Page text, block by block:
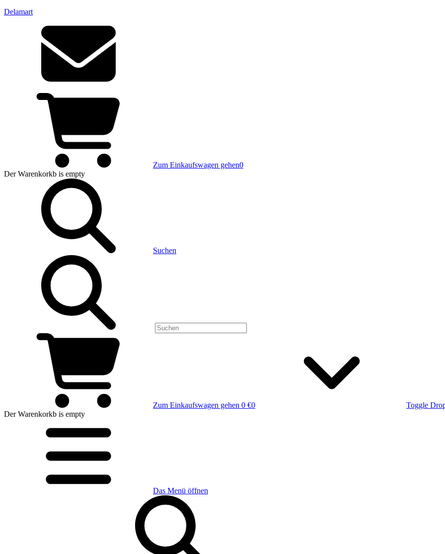
Delamart
Zum Einkaufswagen gehen0
Der Warenkorkb is empty
Suchen
Zum Einkaufswagen gehen 0 €0
Toggle
Der Warenkorkb is empty
Das Menü öffnen